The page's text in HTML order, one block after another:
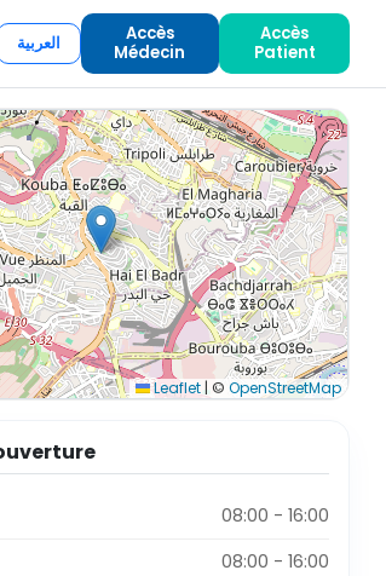
العربية
Accès
Médecin
Accès
Patient
Leaflet| © OpenStreetMap
08:00 - 16:00
08:00 - 16:00